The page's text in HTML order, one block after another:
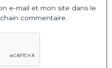
e-mail et mon site dans le
commentaire.